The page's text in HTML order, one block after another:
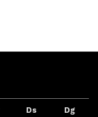
Ds Dg